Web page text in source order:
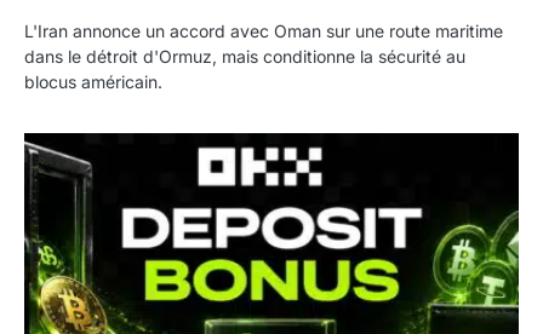
L'Iran annonce un accord avec Oman sur une route maritime
dans le détroit d'Ormuz, mais conditionne la sécurité au
blocus américain.
OKX relance une campagne Deposit Bonus : jusqu’à 5